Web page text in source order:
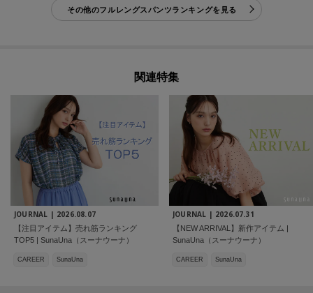
その他のフルレングスパンツランキングを見る
関連特集
JOURNAL | 2026.08.07
【注目アイテム】売れ筋ランキング
TOP5 | SunaUna（スーナウーナ）
CAREER SunaUna
JOURNAL | 2026.07.31
【NEW ARRIVAL】新作アイテム |
SunaUna（スーナウーナ）
CAREER SunaUna